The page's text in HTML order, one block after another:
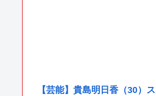
【芸能】貴島明日香（30）